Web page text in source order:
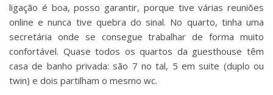
ligação é boa, posso garantir, porque tive várias reuniões
online e nunca tive quebra do sinal. No quarto, tinha uma
secretária onde se consegue trabalhar de forma muito
confortável. Quase todos os quartos da guesthouse têm
casa de banho privada: são 7 no tal, 5 em suite (duplo ou
twin) e dois partilham o mesmo wc.